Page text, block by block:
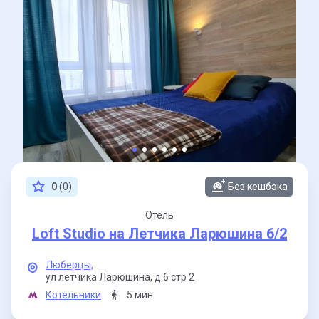
0(0) Без кешбэка
Отель
Loft Studio на Летчика Ларюшина 6/2
Люберцы,
ул лётчика Ларюшина, д.6 стр 2
Котельники
5 мин